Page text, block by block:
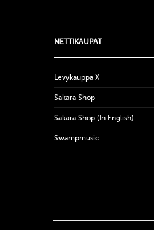
NETTIKAUPAT
Levykauppa X
Sakara Shop
Sakara Shop (In English)
Swampmusic